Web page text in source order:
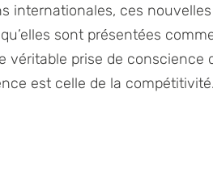
internationales, ces
sont présentées
prise de conscience
est celle de la